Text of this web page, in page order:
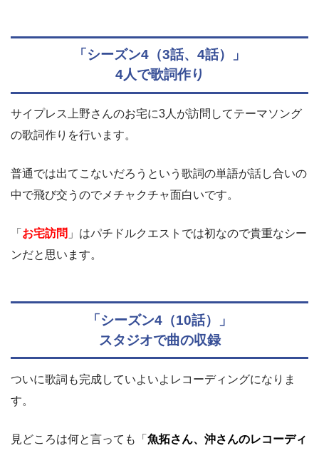
「シーズン4（3話、4話）」
4人で歌詞作り
サイプレス上野さんのお宅に3人が訪問してテーマソング
の歌詞作りを行います。
普通では出てこないだろうという歌詞の単語が話し合いの
中で飛び交うのでメチャクチャ面白いです。
「 お宅訪問 」はパチドルクエストでは初なので貴重なシー
ンだと思います。
「シーズン4（10話）」
スタジオで曲の収録
ついに歌詞も完成していよいよレコーディングになりま
す。
見どころは何と言っても「 魚拓さん、沖さんのレコーディ